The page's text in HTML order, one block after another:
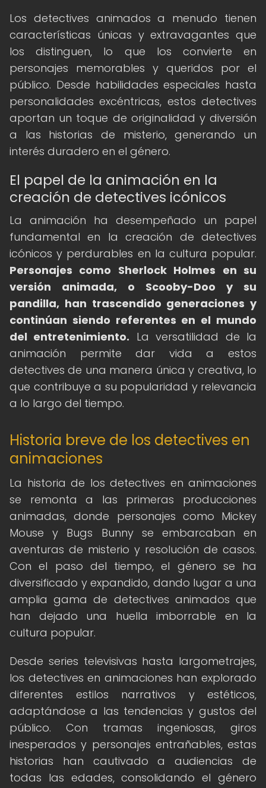
Los detectives animados a menudo tienen
características únicas y extravagantes que
los distinguen, lo que los convierte en
personajes memorables y queridos por el
público. Desde habilidades especiales hasta
personalidades excéntricas, estos detectives
aportan un toque de originalidad y diversión
a las historias de misterio, generando un
interés duradero en el género.
El papel de la animación en la
creación de detectives icónicos
La animación ha desempeñado un papel
fundamental en la creación de detectives
icónicos y perdurables en la cultura popular.
Personajes como Sherlock Holmes en su
versión animada, o Scooby-Doo y su
pandilla, han trascendido generaciones y
continúan siendo referentes en el mundo
del entretenimiento. La versatilidad de la
animación permite dar vida a estos
detectives de una manera única y creativa, lo
que contribuye a su popularidad y relevancia
a lo largo del tiempo.
Historia breve de los detectives en
animaciones
La historia de los detectives en animaciones
se remonta a las primeras producciones
animadas, donde personajes como Mickey
Mouse y Bugs Bunny se embarcaban en
aventuras de misterio y resolución de casos.
Con el paso del tiempo, el género se ha
diversificado y expandido, dando lugar a una
amplia gama de detectives animados que
han dejado una huella imborrable en la
cultura popular.
Desde series televisivas hasta largometrajes,
los detectives en animaciones han explorado
diferentes estilos narrativos y estéticos,
adaptándose a las tendencias y gustos del
público. Con tramas ingeniosas, giros
inesperados y personajes entrañables, estas
historias han cautivado a audiencias de
todas las edades, consolidando el género